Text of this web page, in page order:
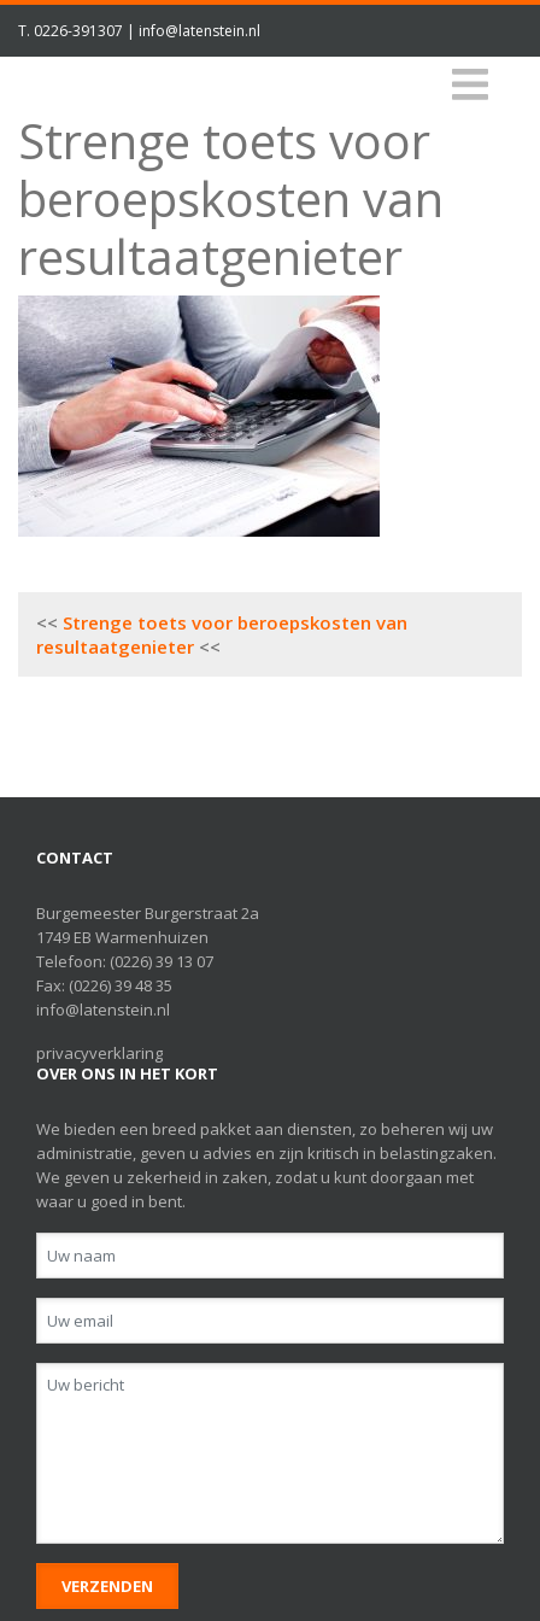
T. 0226-391307 | info@latenstein.nl
Strenge toets voor
beroepskosten van
resultaatgenieter
Bericht
navigatie
Strenge toets voor beroepskosten van
resultaatgenieter
CONTACT
Burgemeester Burgerstraat 2a
1749 EB Warmenhuizen
Telefoon: (0226) 39 13 07
Fax: (0226) 39 48 35
info@latenstein.nl
privacyverklaring
OVER ONS IN HET KORT
We bieden een breed pakket aan diensten, zo beheren wij uw
administratie, geven u advies en zijn kritisch in belastingzaken.
We geven u zekerheid in zaken, zodat u kunt doorgaan met
waar u goed in bent.